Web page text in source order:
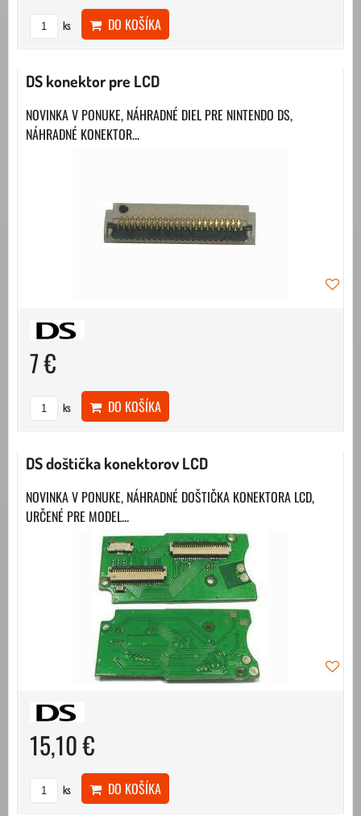
ks DO KOŠÍKA
DS konektor pre LCD
NOVINKA V PONUKE, NÁHRADNÉ DIEL PRE NINTENDO DS,
NÁHRADNÉ KONEKTOR...
7 €
ks DO KOŠÍKA
DS doštička konektorov LCD
NOVINKA V PONUKE, NÁHRADNÉ DOŠTIČKA KONEKTORA LCD,
URČENÉ PRE MODEL...
15,10 €
ks DO KOŠÍKA